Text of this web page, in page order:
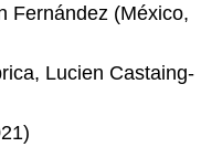
Fernández (México,
Lucien Castaing-